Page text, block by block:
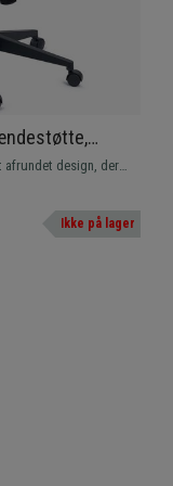
og
afrundet design, der
design antyder. Med
og justerbare
Ikke på lager